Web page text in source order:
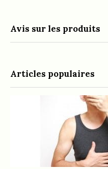
Avis sur les produits
Articles populaires